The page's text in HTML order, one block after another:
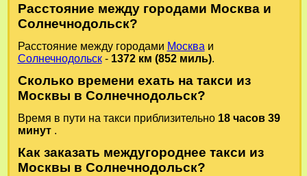
Расстояние между городами Москва и
Солнечнодольск?
Расстояние между городами Москва и
Солнечнодольск- 1372 км (852 миль).
Сколько времени ехать на такси из
Москвы в Солнечнодольск?
Время в пути на такси приблизительно 18 часов 39
минут .
Как заказать междугороднее такси из
Москвы в Солнечнодольск?